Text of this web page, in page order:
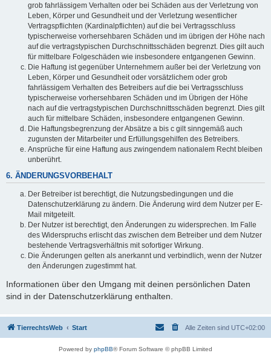
grob fahrlässigem Verhalten oder bei Schäden aus der Verletzung von
Leben, Körper und Gesundheit und der Verletzung wesentlicher
Vertragspflichten (Kardinalpflichten) auf die bei Vertragsschluss
typischerweise vorhersehbaren Schäden und im übrigen der Höhe nach
auf die vertragstypischen Durchschnittsschäden begrenzt. Dies gilt auch
für mittelbare Folgeschäden wie insbesondere entgangenen Gewinn.
Die Haftung ist gegenüber Unternehmern außer bei der Verletzung von
Leben, Körper und Gesundheit oder vorsätzlichem oder grob
fahrlässigem Verhalten des Betreibers auf die bei Vertragsschluss
typischerweise vorhersehbaren Schäden und im Übrigen der Höhe
nach auf die vertragstypischen Durchschnittsschäden begrenzt. Dies gilt
auch für mittelbare Schäden, insbesondere entgangenen Gewinn.
Die Haftungsbegrenzung der Absätze a bis c gilt sinngemäß auch
zugunsten der Mitarbeiter und Erfüllungsgehilfen des Betreibers.
Ansprüche für eine Haftung aus zwingendem nationalem Recht bleiben
unberührt.
6. ÄNDERUNGSVORBEHALT
Der Betreiber ist berechtigt, die Nutzungsbedingungen und die
Datenschutzerklärung zu ändern. Die Änderung wird dem Nutzer per E-
Mail mitgeteilt.
Der Nutzer ist berechtigt, den Änderungen zu widersprechen. Im Falle
des Widerspruchs erlischt das zwischen dem Betreiber und dem Nutzer
bestehende Vertragsverhältnis mit sofortiger Wirkung.
Die Änderungen gelten als anerkannt und verbindlich, wenn der Nutzer
den Änderungen zugestimmt hat.
Informationen über den Umgang mit deinen persönlichen Daten
sind in der Datenschutzerklärung enthalten.
TierrechtsWeb Start Alle Zeiten sind UTC+02:00
Powered by phpBB® Forum Software © phpBB Limited